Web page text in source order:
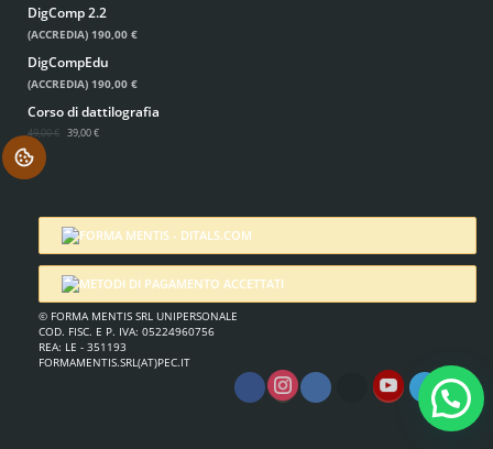
DigComp 2.2
(ACCREDIA) 190,00 €
DigCompEdu
(ACCREDIA) 190,00 €
Corso di dattilografia
49,00 € 39,00 €
© FORMA MENTIS SRL UNIPERSONALE
COD. FISC. E P. IVA: 05224960756
REA: LE - 351193
FORMAMENTIS.SRL(AT)PEC.IT
.